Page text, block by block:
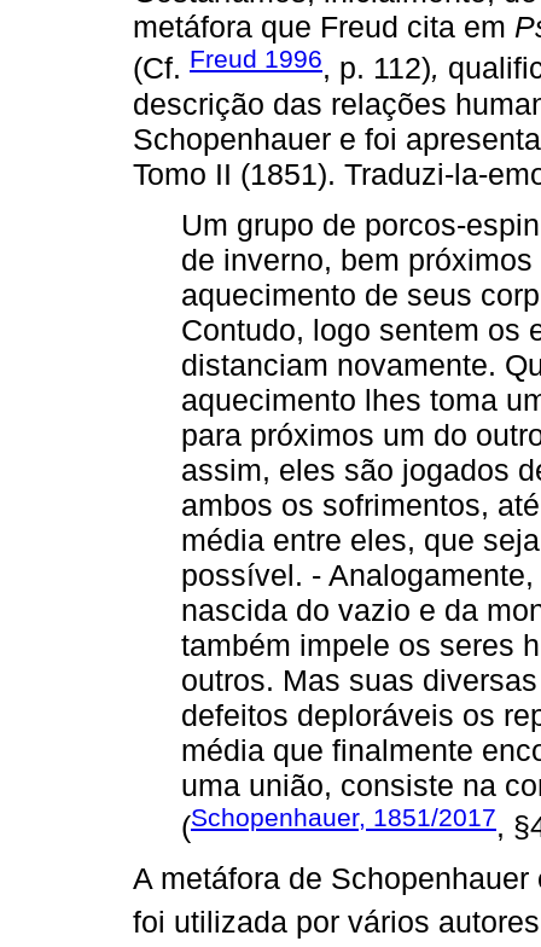
metáfora que Freud cita em
(Cf. Freud 1996, p. 112),
descrição das relações
Schopenhauer e foi
Tomo II (1851). Traduzi-la-
Um grupo de porcos-
de inverno, bem
aquecimento de seus
Contudo, logo sentem os
distanciam novamente.
aquecimento lhes toma
para próximos um do
assim, eles são jogados
ambos os sofrimentos,
média entre eles, que
possível. -
nascida do vazio e da
também impele os seres
outros. Mas suas
defeitos deploráveis os
média que finalmente
uma união, consiste na
(Schopenhauer, 1851/2017,
A metáfora de
foi utilizada por vários